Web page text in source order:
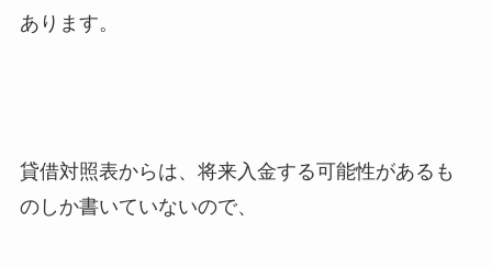
あります。
貸借対照表からは、将来入金する可能性があるも
のしか書いていないので、